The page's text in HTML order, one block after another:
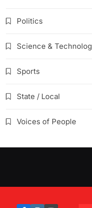
Politics
Science &
Sports
State / Local
Voices of People